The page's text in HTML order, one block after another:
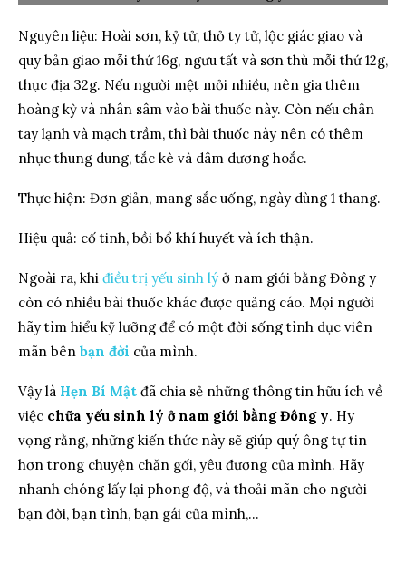
Nguyên liệu: Hoài sơn, kỷ tử, thỏ ty tử, lộc giác giao và
quy bản giao mỗi thứ 16g, ngưu tất và sơn thù mỗi thứ 12g,
thục địa 32g. Nếu người mệt mỏi nhiều, nên gia thêm
hoàng kỳ và nhân sâm vào bài thuốc này. Còn nếu chân
tay lạnh và mạch trầm, thì bài thuốc này nên có thêm
nhục thung dung, tắc kè và dâm dương hoắc.
Thực hiện: Đơn giản, mang sắc uống, ngày dùng 1 thang.
Hiệu quả: cố tinh, bồi bổ khí huyết và ích thận.
Ngoài ra, khi điều trị yếu sinh lý ở nam giới bằng Đông y
còn có nhiều bài thuốc khác được quảng cáo. Mọi người
hãy tìm hiểu kỹ lưỡng để có một đời sống tình dục viên
mãn bên bạn đời của mình.
Vậy là Hẹn Bí Mật đã chia sẻ những thông tin hữu ích về
việc chữa yếu sinh lý ở nam giới bằng Đông y. Hy
vọng rằng, những kiến thức này sẽ giúp quý ông tự tin
hơn trong chuyện chăn gối, yêu đương của mình. Hãy
nhanh chóng lấy lại phong độ, và thoải mãn cho người
bạn đời, bạn tình, bạn gái của mình,…